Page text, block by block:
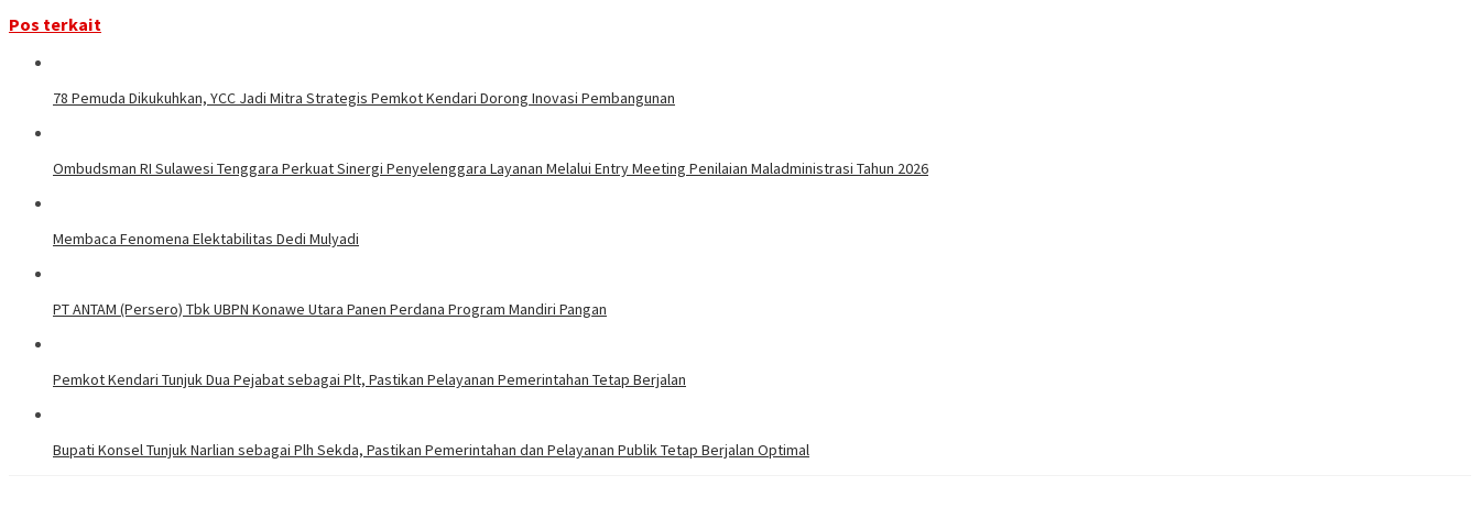
Pos terkait
78 Pemuda Dikukuhkan, YCC Jadi Mitra Strategis Pemkot Kendari Dorong Inovasi Pembangunan
Ombudsman RI Sulawesi Tenggara Perkuat Sinergi Penyelenggara Layanan Melalui Entry Meeting Penilaian Maladministrasi Tahun 2026
Membaca Fenomena Elektabilitas Dedi Mulyadi
PT ANTAM (Persero) Tbk UBPN Konawe Utara Panen Perdana Program Mandiri Pangan
Pemkot Kendari Tunjuk Dua Pejabat sebagai Plt, Pastikan Pelayanan Pemerintahan Tetap Berjalan
Bupati Konsel Tunjuk Narlian sebagai Plh Sekda, Pastikan Pemerintahan dan Pelayanan Publik Tetap Berjalan Optimal